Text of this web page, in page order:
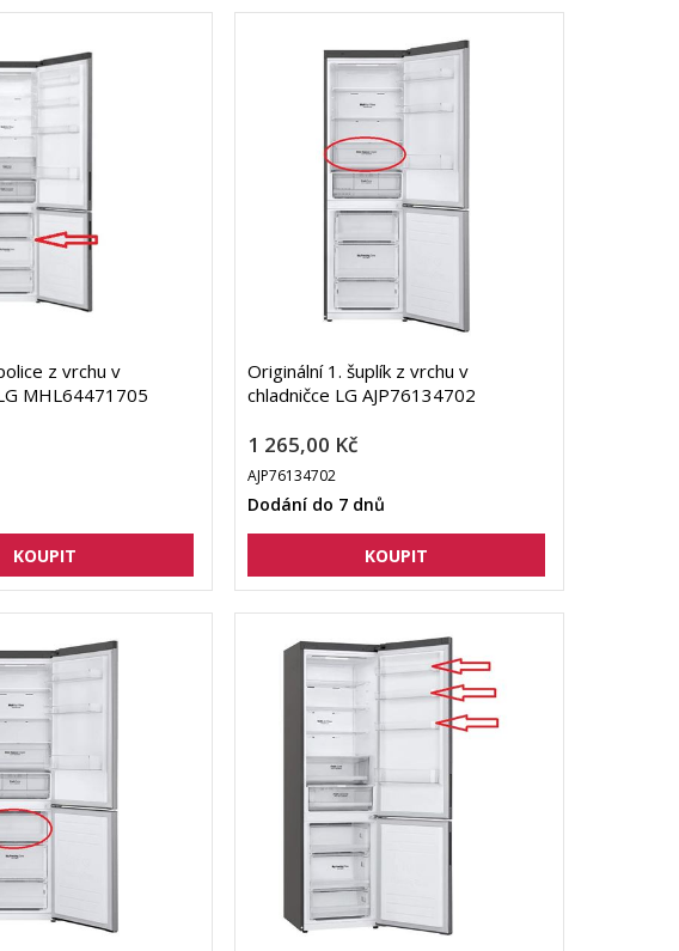
z vrchu v
MHL64471705
Originální 1. šuplík z vrchu v
chladničce LG AJP76134702
1 265,00 Kč
AJP76134702
Dodání do 7 dnů